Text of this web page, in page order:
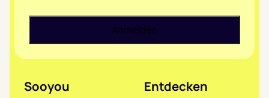
Sooyou Entdecken